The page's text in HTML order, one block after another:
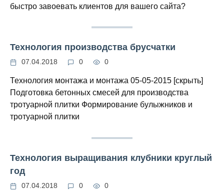
быстро завоевать клиентов для вашего сайта?
Технология производства брусчатки
07.04.2018 0 0
Технология монтажа и монтажа 05-05-2015 [скрыть]
Подготовка бетонных смесей для производства
тротуарной плитки Формирование булыжников и
тротуарной плитки
Технология выращивания клубники круглый
год
07.04.2018 0 0